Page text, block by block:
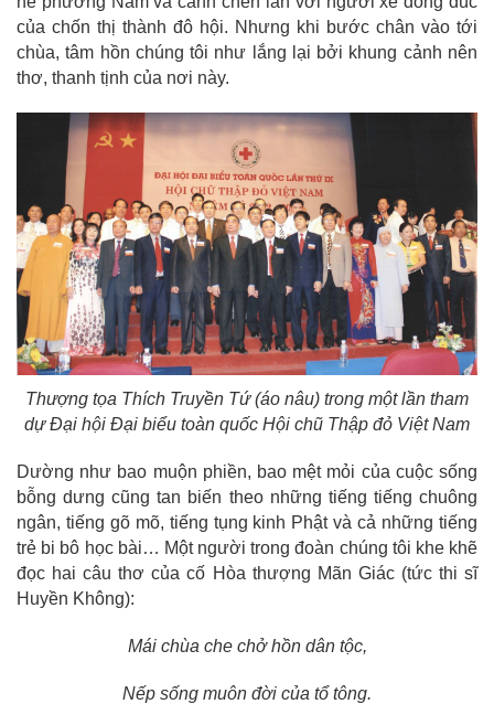
của chốn thị thành đô hội. Nhưng khi bước chân vào tới
chùa, tâm hồn chúng tôi như lắng lại bởi khung cảnh nên
thơ, thanh tịnh của nơi này.
Thượng tọa Thích Truyền Tứ (áo nâu) trong một lần tham
dự Đại hội Đại biểu toàn quốc Hội chũ Thập đỏ Việt Nam
Dường như bao muộn phiền, bao mệt mỏi của cuộc sống
bỗng dưng cũng tan biến theo những tiếng tiếng chuông
ngân, tiếng gõ mõ, tiếng tụng kinh Phật và cả những tiếng
trẻ bi bô học bài… Một người trong đoàn chúng tôi khe khẽ
đọc hai câu thơ của cố Hòa thượng Mãn Giác (tức thi sĩ
Huyền Không):
Mái chùa che chở hồn dân tộc,
Nếp sống muôn đời của tổ tông.